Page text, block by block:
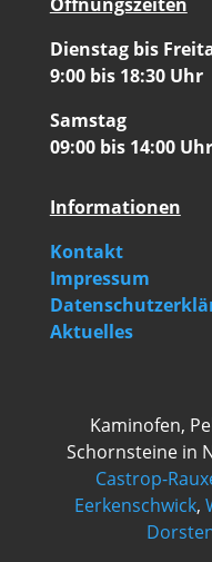
Dienstag bis
9:00 bis 18:30 Uhr
Samstag
09:00 bis 14:00 Uhr
Informationen
Kontakt
Impressum
Aktuelles
Kaminofen,
Schornsteine in
Castrop-
Eerkenschwick,